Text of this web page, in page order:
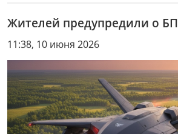
Жителей предупредили о
11:38, 10 июня 2026